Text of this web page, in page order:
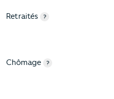
Retraités ?
Chômage ?